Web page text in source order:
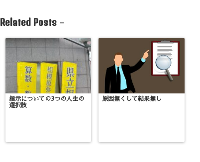
Related Posts-
指示についての3つの人生の
選択肢
原因無くして結果無し